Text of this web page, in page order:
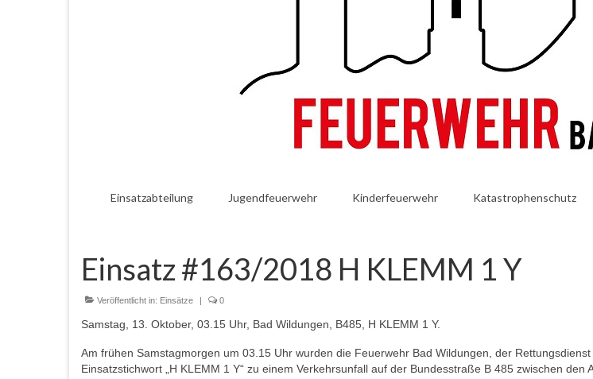
Einsatzabteilung Jugendfeuerwehr Kinderfeuerwehr Katastrophenschutz
Einsatz #163/2018 H KLEMM 1 Y
Veröffentlicht in: Einsätze | 0
Samstag, 13. Oktober, 03.15 Uhr, Bad Wildungen, B485, H KLEMM 1 Y.
Am frühen Samstagmorgen um 03.15 Uhr wurden die Feuerwehr Bad Wildungen, der
Einsatzstichwort „H KLEMM 1 Y“ zu einem Verkehrsunfall auf der Bundesstraße B 485 zwischen den